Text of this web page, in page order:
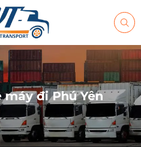
máy đi Phú Yên